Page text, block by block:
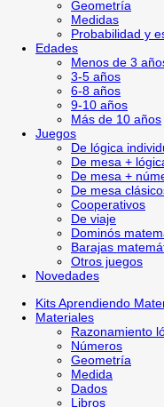
Geometría
Medidas
Probabilidad y
Edades
Menos de 3
3-5 años
6-8 años
9-10 años
Más de 10 años
Juegos
De lógica
De mesa +
De mesa +
De mesa
Cooperativos
De viaje
Dominós
Barajas
Otros juegos
Novedades
Kits Aprendiendo
Materiales
Razonamiento
Números
Geometría
Medida
Dados
Libros